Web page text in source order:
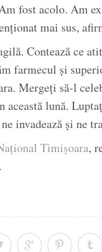
fost acolo. Am
mai sus,
Contează ce
farmecul și
Mergeți să-l
lună.
invadează și ne
Timișoara,